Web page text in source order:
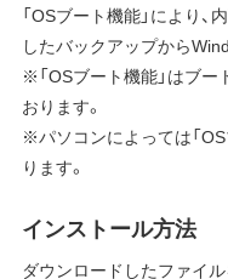
「OSブート機能」により
したバックアップから
※「OSブート機能」はブ
おります。
※パソコンによっては「
ります。
インストール方法
ダウンロードしたファイ